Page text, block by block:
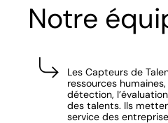
Notre
Les Capteurs de
ressources
détection,
des talents. Ils
service des